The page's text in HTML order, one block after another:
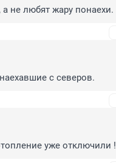
не любят жару понаехи.
с северов.
уже отключили !